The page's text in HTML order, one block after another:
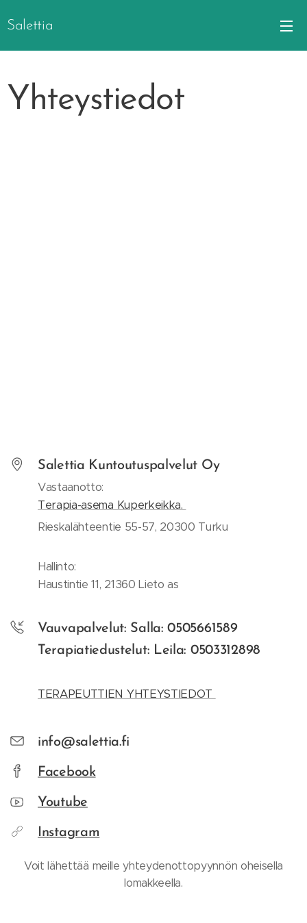
Salettia
Yhteystiedot
Salettia Kuntoutuspalvelut Oy
Vastaanotto:
Terapia-asema Kuperkeikka.
Rieskalähteentie 55-57, 20300 Turku
Hallinto:
Haustintie 11, 21360 Lieto as
Vauvapalvelut: Salla: 0505661589
Terapiatiedustelut: Leila: 0503312898
TERAPEUTTIEN YHTEYSTIEDOT
info@salettia.fi
Facebook
Youtube
Instagram
Voit lähettää meille yhteydenottopyynnön oheisella
lomakkeella.